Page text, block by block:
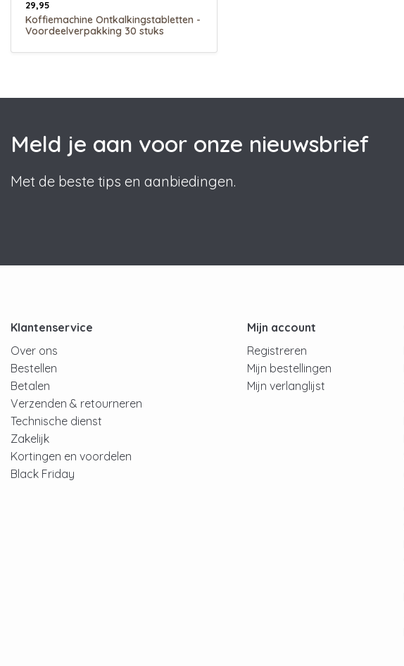
29,95
Koffiemachine Ontkalkingstabletten -
Voordeelverpakking 30 stuks
Meld je aan voor onze nieuwsbrief
Met de beste tips en aanbiedingen.
Klantenservice
Over ons
Bestellen
Betalen
Verzenden & retourneren
Technische dienst
Zakelijk
Kortingen en voordelen
Black Friday
Mijn account
Registreren
Mijn bestellingen
Mijn verlanglijst